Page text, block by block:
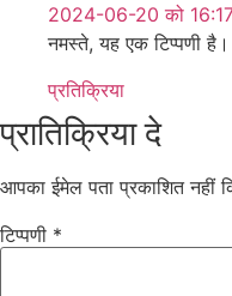
2024-06-20 को
नमस्ते, यह एक टिप्पणी
प्रतिक्रिया
प्रातिक्रिया दे
आपका ईमेल पता प्रकाशित नहीं
टिप्पणी *